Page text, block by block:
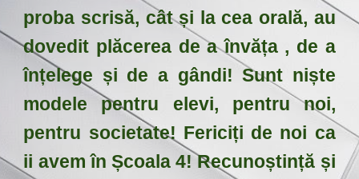
proba scrisă, cât și la cea orală, au
dovedit plăcerea de a învăța , de a
înțelege și de a gândi! Sunt niște
modele pentru elevi, pentru noi,
pentru societate! Fericiți de noi ca
ii avem în Școala 4! Recunoștință și